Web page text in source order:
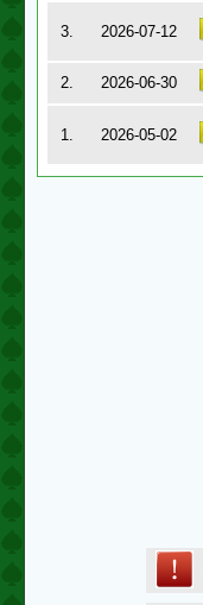
3. 2026-07-12
2. 2026-06-30
1. 2026-05-02